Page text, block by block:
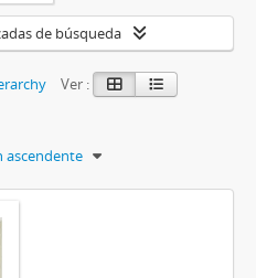
de búsqueda
Ver :
ascendente